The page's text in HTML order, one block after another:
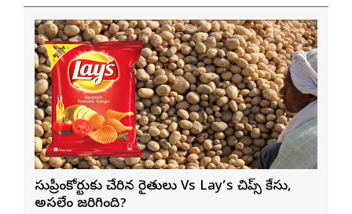
సుప్రీంకోర్టుకు చేరిన రైతులు Vs Lay’s చిప్స్‌ కేసు,
అసలేం జరిగింది?